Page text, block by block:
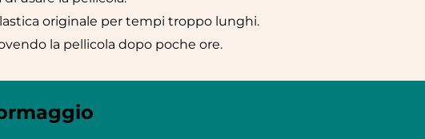
originale per tempi troppo lunghi.
la pellicola dopo poche ore.